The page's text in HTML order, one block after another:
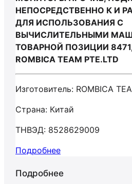
НЕПОСРЕДСТВЕННО К И
ДЛЯ ИСПОЛЬЗОВАНИЯ С
ВЫЧИСЛИТЕЛЬНЫМИ
ТОВАРНОЙ ПОЗИЦИИ
ROMBICA TEAM PTE.LTD
Изготовитель: ROMBICA
Страна: Китай
ТНВЭД: 8528629009
Подробнее
Подробнее